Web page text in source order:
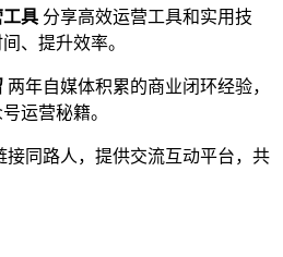
具 分享高效运营工具和实用技
、提升效率。
两年自媒体积累的商业闭环经验，
运营秘籍。
接同路人，提供交流互动平台，共